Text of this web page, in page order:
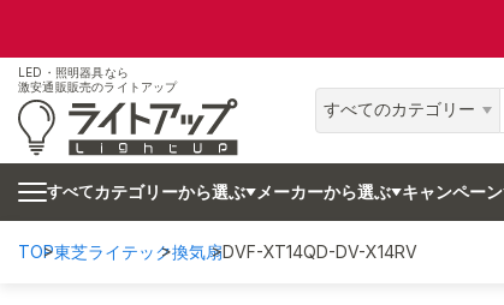
LED・照明器具なら
激安通販販売のライトアップ
すべてのカテゴリー
すべてカテゴリーから選ぶ メーカーから選ぶ キャンペーン
TOP東芝ライテック換気扇DVF-XT14QD-DV-X14RV